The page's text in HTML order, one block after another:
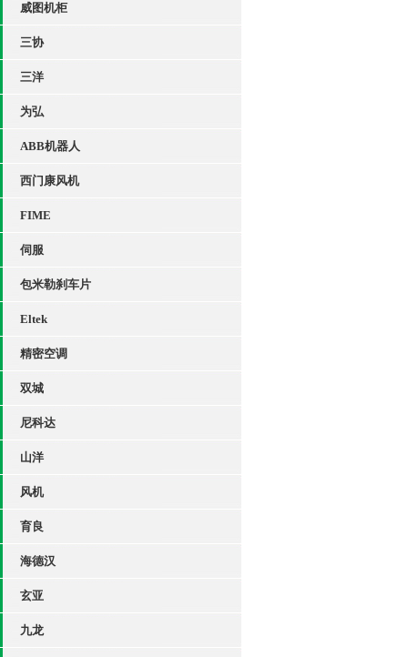
威图机柜
三协
三洋
为弘
ABB机器人
西门康风机
FIME
伺服
包米勒刹车片
Eltek
精密空调
双城
尼科达
山洋
风机
育良
海德汉
玄亚
九龙